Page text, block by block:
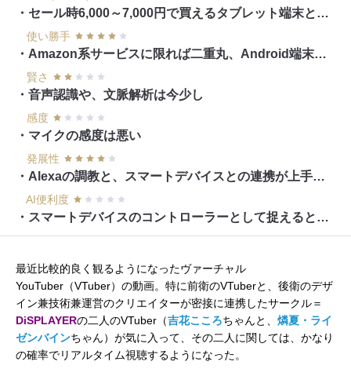
・セール時6,000～7,000円で買えるタブレット端末としては、非常に高い
使い勝手
・Amazon系サービスに限れば二重丸、Android端末としては今一歩
賢さ
・音声認識や、文脈解析は今少し
感度
・マイクの感度は悪い
発展性
・Alexaの調教と、スマートデバイスとの連携が上手くいけば、イロイロできる（ハズ！）
AI便利度
・スマートデバイスのコントローラーとして捉えるとキビシイ
最近比較的良く観るようになったヴァーチャル
YouTuber（VTuber）の動画。特に前衛のVTuberと、後衛のデザ
イン兼技術兼運営のクリエイターが密接に連携したサークル＝
DiSPLAYERの二人のVTuber（吉花こころちゃんと、 燐夏・ライ
ゼンバインちゃん）が気に入って、その二人に関しては、かなり
の確率でリアルタイム視聴するようになった。